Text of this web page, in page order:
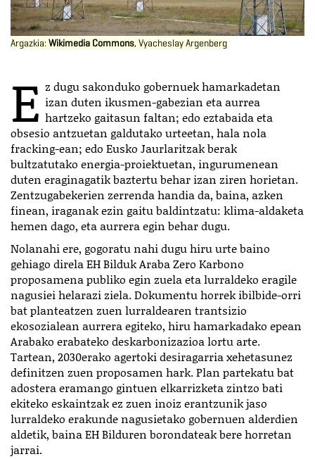
Argazkia: Wikimedia Commons, Vyacheslay Argenberg
E z dugu sakonduko gobernuek hamarkadetan
izan duten ikusmen-gabezian eta aurrea
hartzeko gaitasun faltan; edo eztabaida eta
obsesio antzuetan galdutako urteetan, hala nola
fracking-ean; edo Eusko Jaurlaritzak berak
bultzatutako energia-proiektuetan, ingurumenean
duten eraginagatik baztertu behar izan ziren horietan.
Zentzugabekerien zerrenda handia da, baina, azken
finean, iraganak ezin gaitu baldintzatu: klima-aldaketa
hemen dago, eta aurrera egin behar dugu.
Nolanahi ere, gogoratu nahi dugu hiru urte baino
gehiago direla EH Bilduk Araba Zero Karbono
proposamena publiko egin zuela eta lurraldeko eragile
nagusiei helarazi ziela. Dokumentu horrek ibilbide-orri
bat planteatzen zuen lurraldearen trantsizio
ekosozialean aurrera egiteko, hiru hamarkadako epean
Arabako erabateko deskarbonizazioa lortu arte.
Tartean, 2030erako agertoki desiragarria xehetasunez
definitzen zuen proposamen hark. Plan partekatu bat
adostera eramango gintuen elkarrizketa zintzo bati
ekiteko eskaintzak ez zuen inoiz erantzunik jaso
lurraldeko erakunde nagusietako gobernuen alderdien
aldetik, baina EH Bilduren borondateak bere horretan
jarrai.